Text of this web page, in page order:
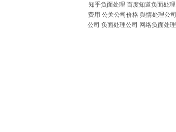
知乎负面处理 百度知道负面处理
费用 公关公司价格 舆情处理公司
公司 负面处理公司 网络负面处理